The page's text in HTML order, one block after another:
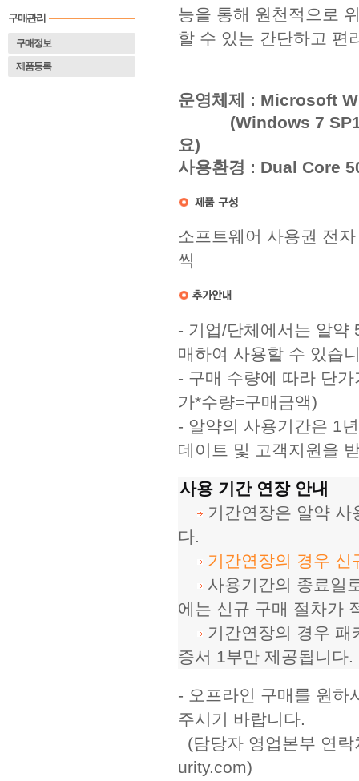
구매관리
구매정보
제품등록
능을 통해 원천적으로
할 수 있는 간단하고 편
운영체제 : Microsoft
(Windows 7
요)
사용환경 : Dual Core
소프트웨어 사용권 전
씩
- 기업/단체에서는 알약
매하여 사용할 수 있습
- 구매 수량에 따라 단
가*수량=구매금액)
- 알약의 사용기간은 1
데이트 및 고객지원을
사용 기간 연장 안내
기간연장은 알약 사
다.
기간연장의 경우
사용기간의 종료일
에는 신규 구매 절차가
기간연장의 경우 패
증서 1부만 제공됩니다.
- 오프라인 구매를 원하
주시기 바랍니다.
(담당자 영업본부 연
urity.com)